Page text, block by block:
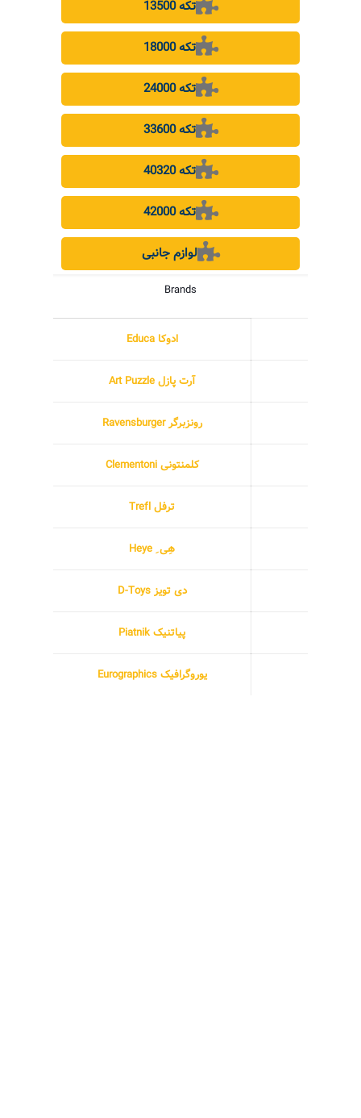
13500 تکه
18000 تکه
24000 تکه
33600 تکه
40320 تکه
42000 تکه
لوازم جانبی
Brands
ادوکا Educa
آرت پازل Art Puzzle
رونزبرگر Ravensburger
کلمنتونی Clementoni
ترفل Trefl
هِی ِ Heye
دی تویز D-Toys
پیاتنیک Piatnik
یوروگرافیک Eurographics